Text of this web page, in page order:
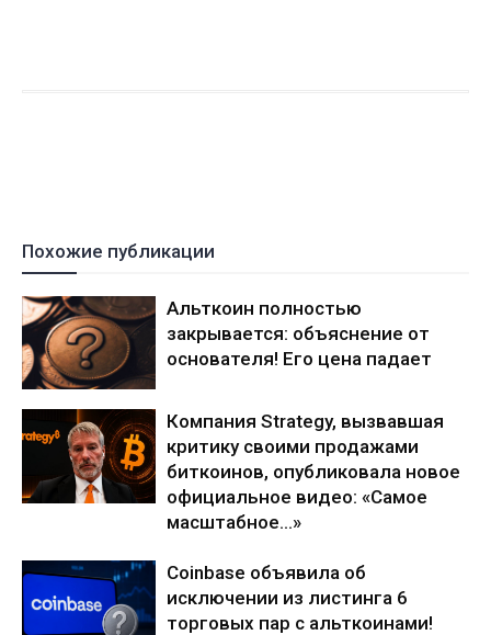
Похожие публикации
Альткоин полностью
закрывается: объяснение от
основателя! Его цена падает
Компания Strategy, вызвавшая
критику своими продажами
биткоинов, опубликовала новое
официальное видео: «Самое
масштабное…»
Coinbase объявила об
исключении из листинга 6
торговых пар с альткоинами!